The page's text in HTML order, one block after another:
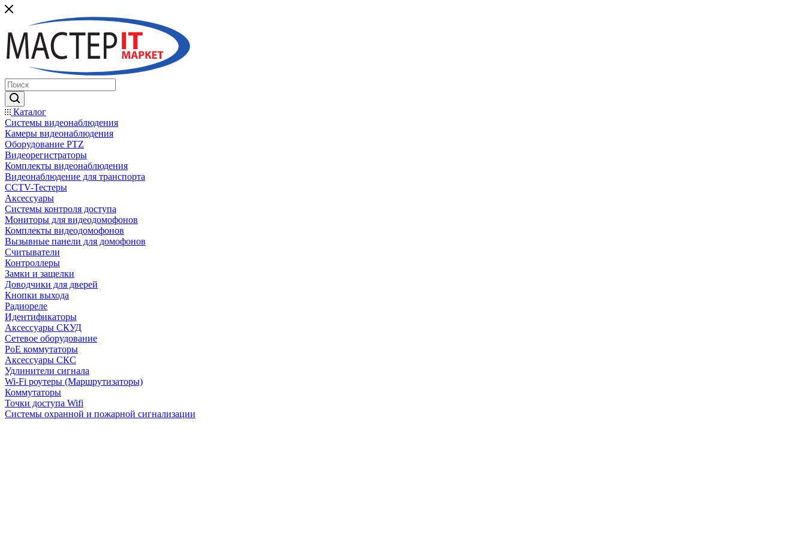
Каталог
Системы видеонаблюдения
Камеры видеонаблюдения
Оборудование PTZ
Видеорегистраторы
Комплекты видеонаблюдения
Видеонаблюдение для транспорта
CCTV-Тестеры
Аксессуары
Системы контроля доступа
Мониторы для видеодомофонов
Комплекты видеодомофонов
Вызывные панели для домофонов
Считыватели
Контроллеры
Замки и защелки
Доводчики для дверей
Кнопки выхода
Радиореле
Идентификаторы
Аксессуары СКУД
Сетевое оборудование
PoE коммутаторы
Аксессуары СКС
Удлинители сигнала
Wi-Fi роутеры (Маршрутизаторы)
Коммутаторы
Точки доступа Wifi
Системы охранной и пожарной сигнализации